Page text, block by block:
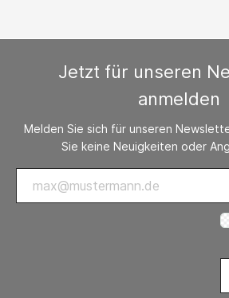
Jetzt für unseren
anmelden
Melden Sie sich für unseren
Sie keine Neuigkeiten oder